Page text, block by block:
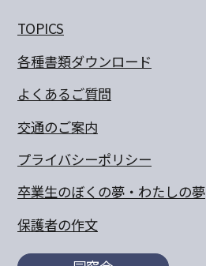
TOPICS
各種書類ダウンロード
よくあるご質問
交通のご案内
プライバシーポリシー
卒業生のぼくの夢・わたしの夢
保護者の作文